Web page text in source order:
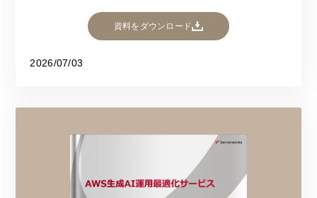
資料をダウンロード
2026/07/03